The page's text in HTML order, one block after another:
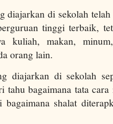
diajarkan di sekolah
tinggi terbaik,
kuliah, makan,
orang lain.
diajarkan di sekolah
tahu bagaimana tata
bagaimana shalat